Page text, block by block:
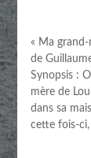
« Ma
de
Synopsis :
mère de
dans sa
cette fois-